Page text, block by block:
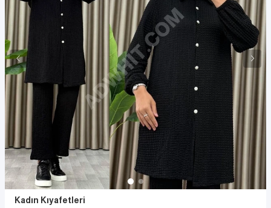
Kadın Kıyafetleri